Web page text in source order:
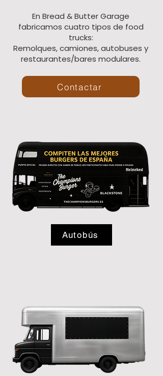
En Bread & Butter Garage
fabricamos cuatro tipos de food
trucks:
Remolques, camiones, autobuses y
restaurantes/bares modulares.
Contactar
Autobús